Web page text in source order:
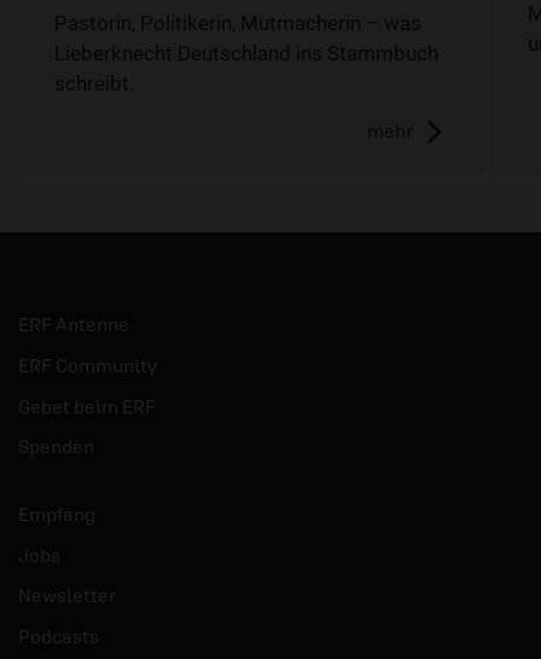
Pastorin, Politikerin, Mutmacherin – was
Lieberknecht Deutschland ins Stammbuch
schreibt.
mehr
ERF Antenne
ERF Community
Gebet beim ERF
Spenden
Empfang
Jobs
Newsletter
Podcasts